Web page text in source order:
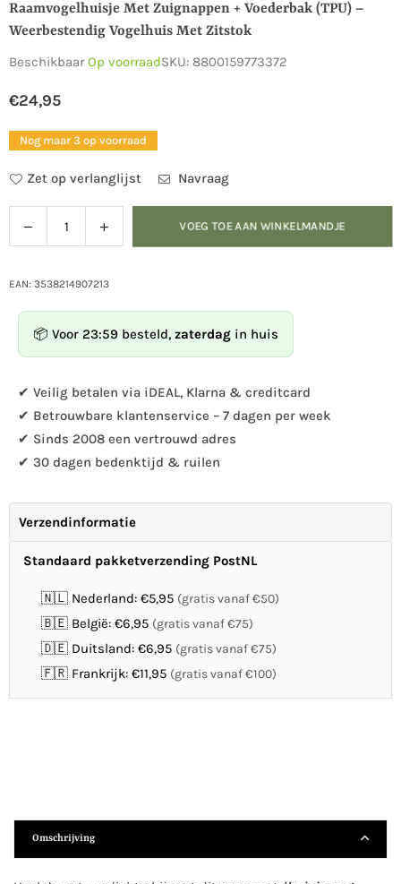
Raamvogelhuisje Met Zuignappen + Voederbak (TPU) –
Weerbestendig Vogelhuis Met Zitstok
BeschikbaarOp voorraadSKU: 8800159773372
Normale
prijs
€24,95
Nog maar 3 op voorraad
Zet op verlanglijst Navraag
Hoeveelheid
Verlaag
de
voor
met
zuignappen
voederbak
(TPU)
–
weerbestendig
vogelhuis
zitstok
Verhoog
de
voor
zuignappen
voederbak
(TPU)
–
weerbestendig
vogelhuis
zitstok
VOEG TOE AAN WINKELMANDJE
EAN: 3538214907213
📦 Voor 23:59 besteld, zaterdag in huis
✔ Veilig betalen via iDEAL, Klarna & creditcard
✔ Betrouwbare klantenservice – 7 dagen per week
✔ Sinds 2008 een vertrouwd adres
✔ 30 dagen bedenktijd & ruilen
Verzendinformatie
Standaard pakketverzending PostNL
🇳🇱 Nederland: €5,95 (gratis vanaf €50)
🇧🇪 België: €6,95 (gratis vanaf €75)
🇩🇪 Duitsland: €6,95 (gratis vanaf €75)
🇫🇷 Frankrijk: €11,95 (gratis vanaf €100)
Omschrijving